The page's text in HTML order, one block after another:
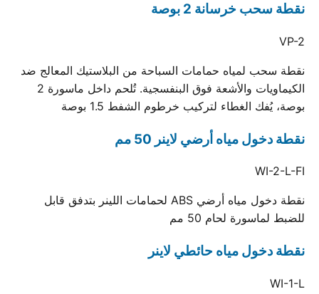
نقطة سحب خرسانة 2 بوصة
VP-2
نقطة سحب لمياه حمامات السباحة من البلاستيك المعالج ضد
الكيماويات والأشعة فوق البنفسجية. تُلحم داخل ماسورة 2
بوصة، يُفك الغطاء لتركيب خرطوم الشفط 1.5 بوصة
نقطة دخول مياه أرضي لاينر 50 مم
WI-2-L-FI
نقطة دخول مياه أرضي ABS لحمامات اللينر بتدفق قابل
للضبط لماسورة لحام 50 مم
نقطة دخول مياه حائطي لاينر
WI-1-L